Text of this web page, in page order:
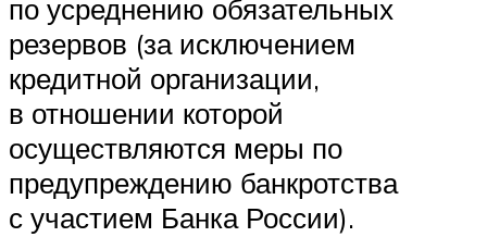
по усреднению обязательных
резервов (за исключением
кредитной организации,
в отношении которой
осуществляются меры по
предупреждению банкротства
с участием Банка России).